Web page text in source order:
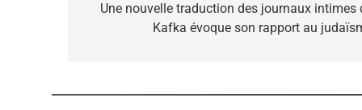
deUne nouvelle traduction des journaux intimes
Kafka évoque son rapport au
CE QUI NOUS